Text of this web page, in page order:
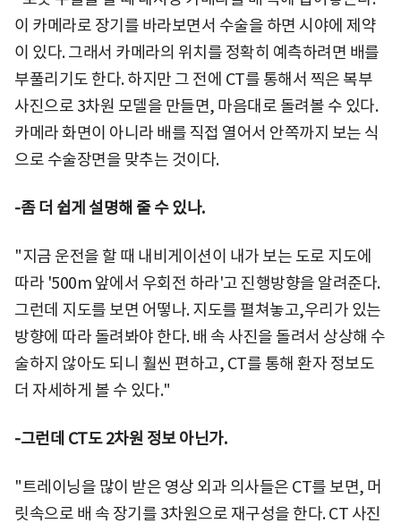
이 카메라로 장기를 바라보면서 수술을 하면 시야에 제약
이 있다. 그래서 카메라의 위치를 정확히 예측하려면 배를
부풀리기도 한다. 하지만 그 전에 CT를 통해서 찍은 복부
사진으로 3차원 모델을 만들면, 마음대로 돌려볼 수 있다.
카메라 화면이 아니라 배를 직접 열어서 안쪽까지 보는 식
으로 수술장면을 맞추는 것이다.
-좀 더 쉽게 설명해 줄 수 있나.
"지금 운전을 할 때 내비게이션이 내가 보는 도로 지도에
따라 '500m 앞에서 우회전 하라'고 진행방향을 알려준다.
그런데 지도를 보면 어떻나. 지도를 펼쳐놓고,우리가 있는
방향에 따라 돌려봐야 한다. 배 속 사진을 돌려서 상상해 수
술하지 않아도 되니 훨씬 편하고, CT를 통해 환자 정보도
더 자세하게 볼 수 있다."
-그런데 CT도 2차원 정보 아닌가.
"트레이닝을 많이 받은 영상 외과 의사들은 CT를 보면, 머
릿속으로 배 속 장기를 3차원으로 재구성을 한다. CT 사진